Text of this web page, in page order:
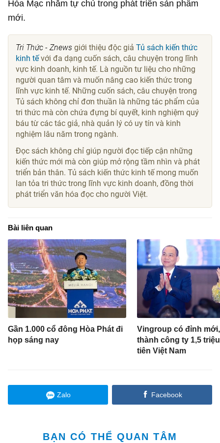
Hòa Mạc nhằm tự chủ trong phát triển sản phẩm
mới.
Tri Thức - Znews giới thiệu độc giảTủ sách kiến thức
kinh tếvới đa dạng cuốn sách, câu chuyện trong lĩnh
vực kinh doanh, kinh tế. Là nguồn tư liệu cho những
người quan tâm và muốn nâng cao kiến thức trong
lĩnh vực kinh tế. Những cuốn sách, câu chuyện trong
Tủ sách không chỉ đơn thuần là những tác phẩm của
tri thức mà còn chứa đựng bí quyết, kinh nghiệm quý
báu từ các tác giả, nhà quản lý có uy tín và kinh
nghiệm lâu năm trong ngành.
Đọc sách không chỉ giúp người đọc tiếp cận những
kiến thức mới mà còn giúp mở rộng tầm nhìn và phát
triển bản thân. Tủ sách kiến thức kinh tế mong muốn
lan tỏa tri thức trong lĩnh vực kinh doanh, đồng thời
phát triển văn hóa đọc cho người Việt.
Bài liên quan
Gần 1.000 cổ đông Hòa Phát đi
họp sáng nay
Vingroup có đỉnh
thành công ty 1,5
tiên Việt Nam
Zalo Facebook
BẠN CÓ THỂ QUAN TÂM